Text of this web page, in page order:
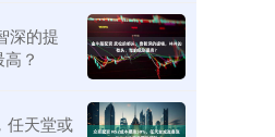
深的提
？
任天堂或